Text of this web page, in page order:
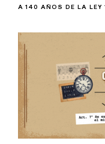
e
I
A 140 AÑOS DE LA LEY